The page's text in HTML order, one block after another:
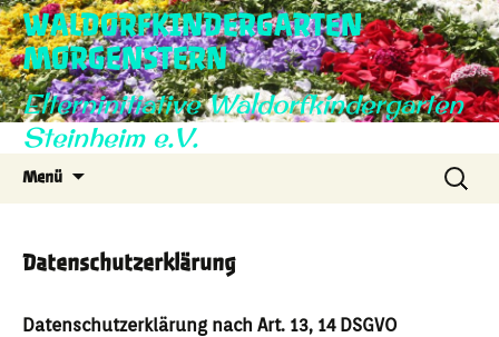
WALDORFKINDERGARTEN
MORGENSTERN
Elterninitiative Waldorfkindergarten
Steinheim e.V.
Menü
Suchen
nach:
Datenschutzerklärung
Datenschutzerklärung nach Art. 13, 14 DSGVO